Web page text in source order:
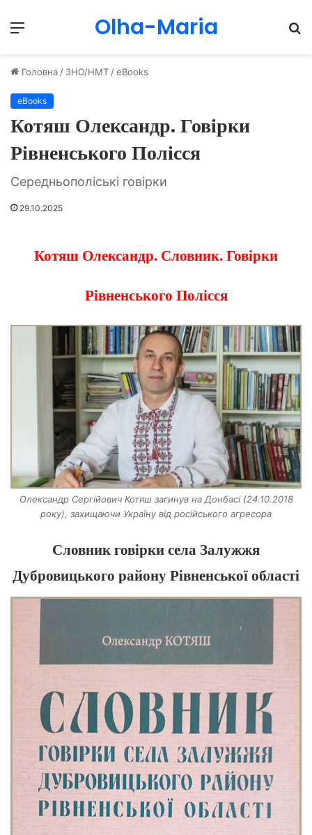
Menu Olha-Maria
Головна / ЗНО/НМТ /eBooks
eBooks
Котяш Олександр. Говірки
Рівненського Полісся
Середньополіські говірки
29.10.2025
Котяш Олександр. Словник. Говірки
Рівненського Полісся
Олександр Сергійович Котяш загинув на Донбасі (24.10.2018
року), захищаючи Україну від російського агресора
Словник говірки села Залужжя
Дубровицького району Рівненської області